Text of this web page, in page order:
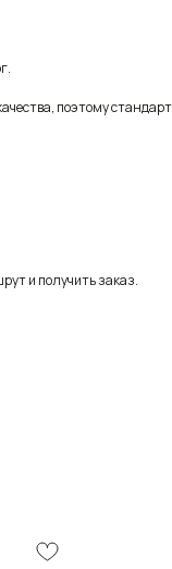
поэтому
и получить заказ.